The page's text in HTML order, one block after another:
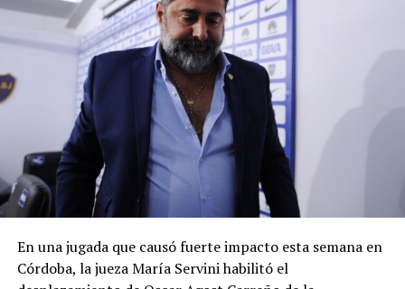
En una jugada que causó fuerte impacto esta semana en
Córdoba, la jueza María Servini habilitó el